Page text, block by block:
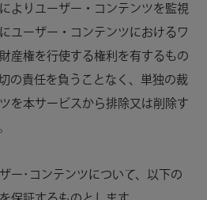
よりユーザー・コンテンツを監視
ユーザー・コンテンツにおけるワ
産権を行使する権利を有するもの
の責任を負うことなく、単独の裁
を本サービスから排除又は削除す
ー･コンテンツについて、以下の